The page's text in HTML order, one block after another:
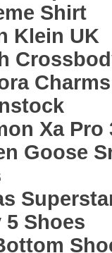
Shirt
Klein UK
Charms
Xa Pro
Goose
5 Shoes